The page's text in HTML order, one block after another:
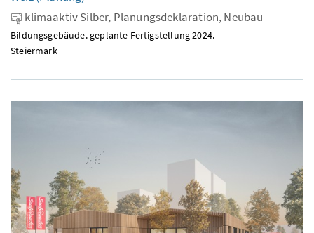
klimaaktiv Silber, Planungsdeklaration, Neubau
Bildungsgebäude. geplante Fertigstellung 2024.
Steiermark